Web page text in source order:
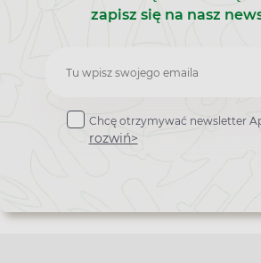
zapisz się na nasz
Zapisz
do
newslettera
Chcę otrzymywać newsletter
rozwiń>